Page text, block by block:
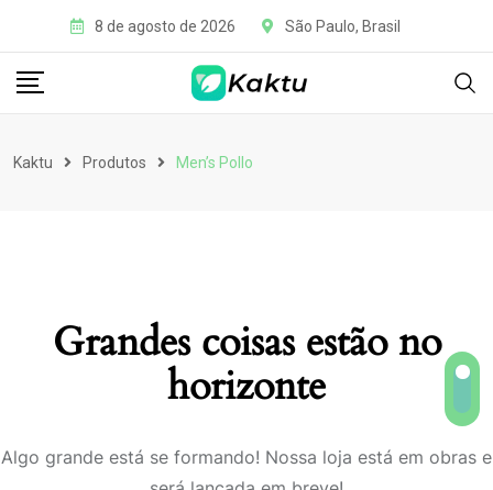
8 de agosto de 2026 São Paulo, Brasil
Kaktu Produtos Men’s Pollo
Grandes coisas estão no
horizonte
Algo grande está se formando! Nossa loja está em obras e